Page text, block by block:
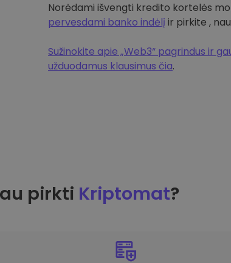
Norėdami išvengti kredito kortelės
pervesdami banko indėlį ir pirkite ,
Sužinokite apie „Web3“ pagrindus ir
užduodamus klausimus čia.
pirkti Kriptomat?